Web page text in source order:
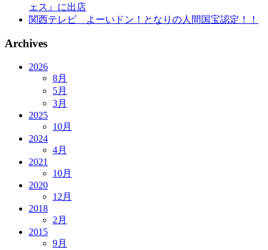
ェス』に出店
関西テレビ よーいドン！となりの人間国宝認定！！
Archives
2026
8月
5月
3月
2025
10月
2024
4月
2021
10月
2020
12月
2018
2月
2015
9月